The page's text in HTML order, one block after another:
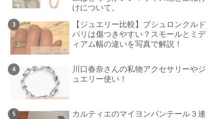
けについて。
【ジュエリー比較】ブシュロンクルド
パリは傷つきやすい？スモールとミデ
ィアム幅の違いを写真で解説！
川口春奈さんの私物アクセサリーやジ
ュエリー使い！
カルティエのマイヨンパンテール３連